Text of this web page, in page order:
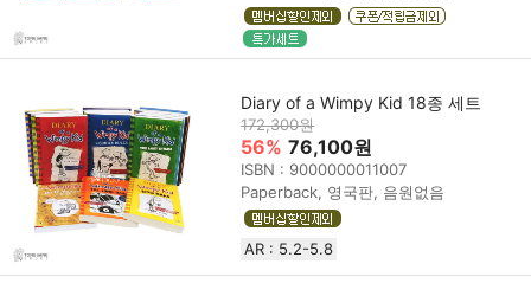
Diary of a Wimpy Kid 18종 세트
172,300원
56% 76,100원
ISBN : 9000000011007
Paperback, 영국판, 음원없음
AR : 5.2-5.8